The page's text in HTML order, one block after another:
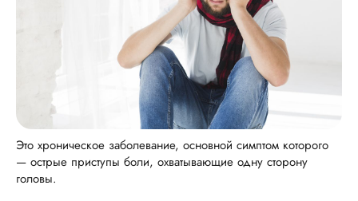
Это хроническое заболевание, основной симптом которого
— острые приступы боли, охватывающие одну сторону
головы.